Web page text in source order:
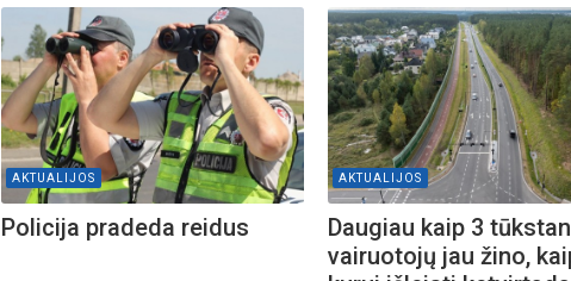
AKTUALIJOS
Policija pradeda reidus
AKTUALIJOS
Daugiau kaip 3
vairuotojų jau žino,